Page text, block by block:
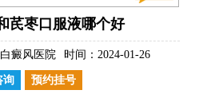
芪枣口服液哪个好
癜风医院 时间：2024-01-26
询 预约挂号